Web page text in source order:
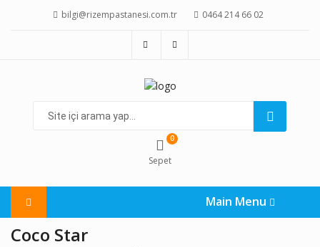
bilgi@rizempastanesi.com.tr 0464 214 66 02
Site
0
Sepet
Main Menu
Coco Star